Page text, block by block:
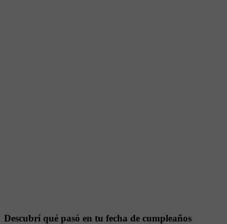
Descubrí qué pasó en tu fecha de cumpleaños